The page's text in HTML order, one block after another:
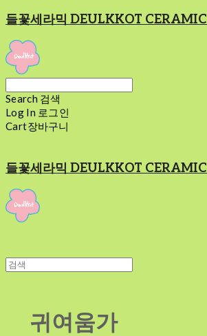
들꽃세라믹 DEULKKOT CERAMIC
Search 검색
Log In 로그인
Cart장바구니
들꽃세라믹 DEULKKOT CERAMIC
귀여움가